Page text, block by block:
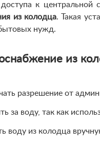
к центральной
из колодца. Такая
нужд.
из
разрешение от
за воду, так как
воду из колодца